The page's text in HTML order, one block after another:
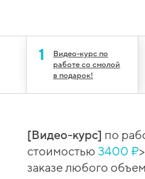
1
Видео-курс по
работе со смолой
в подарок!
[Видео-курс] по
стоимостью3400 ₽
заказе любого